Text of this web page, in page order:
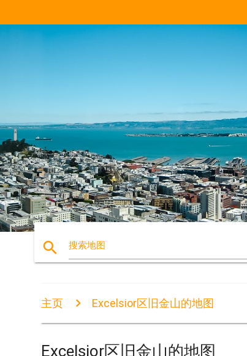
search 搜索地图
主页 Excelsior区旧金山的地图
Excelsior区旧金山的地图